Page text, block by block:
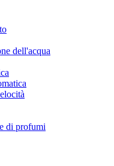
dell'acqua
di profumi